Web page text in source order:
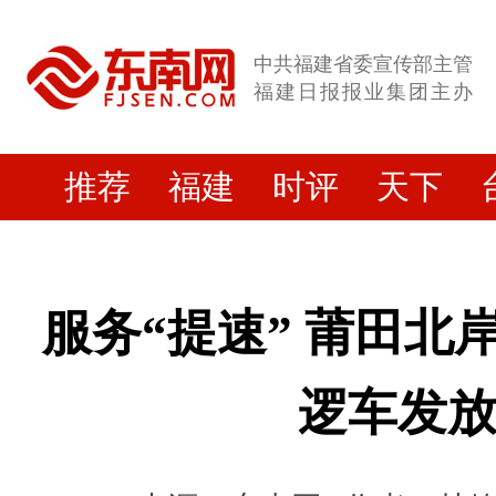
中共福建省委宣传部主管
福建日报报业集团主办
推荐 福建 时评 天下
服务“提速” 莆田北
逻车发